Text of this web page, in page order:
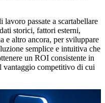
passate a scartabellare
storici, fattori esterni,
e altro ancora, per sviluppare
semplice e intuitiva che
un ROI consistente in
vantaggio competitivo di cui